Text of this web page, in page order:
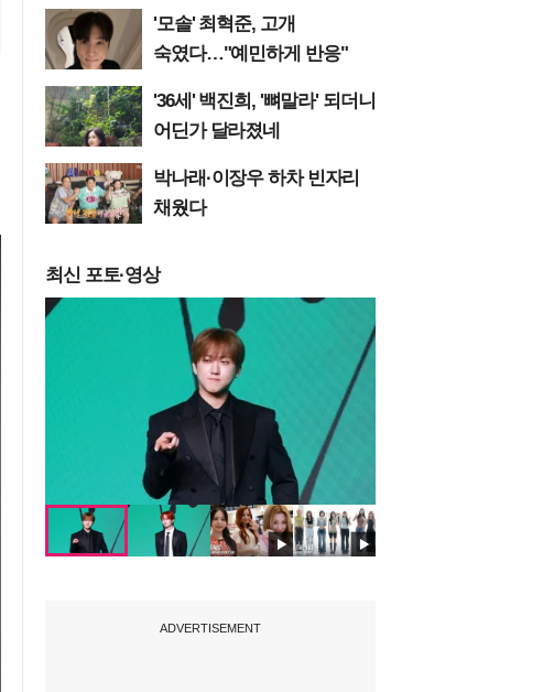
'모솔' 최혁준, 고개
숙였다…"예민하게 반응"
'36세' 백진희, '뼈말라' 되더니
어딘가 달라졌네
박나래·이장우 하차 빈자리
채웠다
최신 포토·영상
ADVERTISEMENT